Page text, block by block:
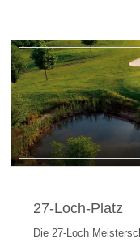
27-Loch-Platz
Die 27-Loch